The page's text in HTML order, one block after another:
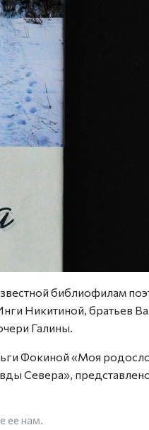
библиофилам
Никитиной, братьев
Галины.
Фокиной «Моя
Севера»,
ее нам.